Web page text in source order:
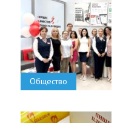
Общество